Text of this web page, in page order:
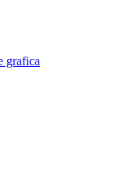
grafica